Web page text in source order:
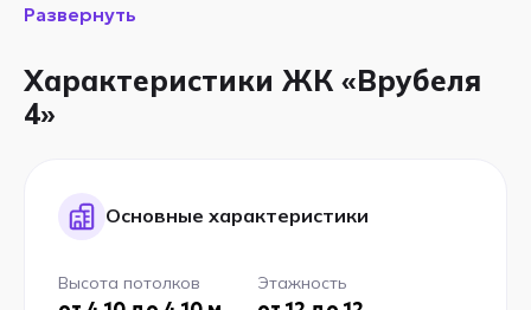
Развернуть
Характеристики ЖК «Врубеля
4»
Основные характеристики
Высота потолков Этажность